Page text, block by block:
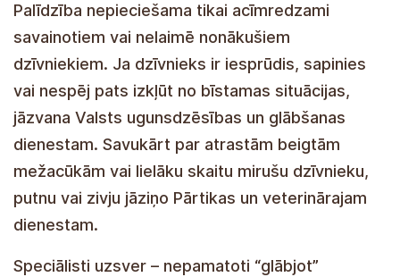
Palīdzība nepieciešama tikai acīmredzami
savainotiem vai nelaimē nonākušiem
dzīvniekiem. Ja dzīvnieks ir iesprūdis, sapinies
vai nespēj pats izkļūt no bīstamas situācijas,
jāzvana Valsts ugunsdzēsības un glābšanas
dienestam. Savukārt par atrastām beigtām
mežacūkām vai lielāku skaitu mirušu dzīvnieku,
putnu vai zivju jāziņo Pārtikas un veterinārajam
dienestam.
Speciālisti uzsver – nepamatoti “glābjot”